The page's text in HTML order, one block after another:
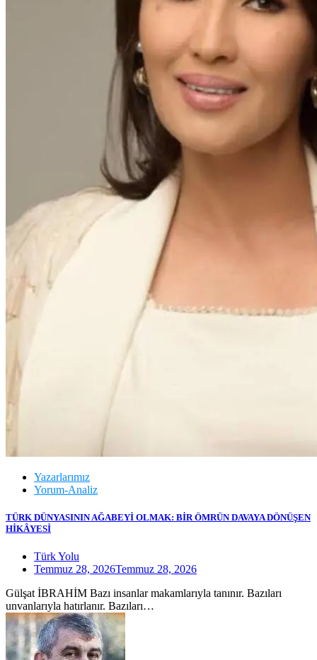
Yazarlarımız
Yorum-Analiz
TÜRK DÜNYASININ AĞABEYİ OLMAK: BİR ÖMRÜN DAVAYA DÖNÜŞEN
HİKÂYESİ
Türk Yolu
Temmuz 28, 2026Temmuz 28, 2026
Gülşat İBRAHİM Bazı insanlar makamlarıyla tanınır. Bazıları
unvanlarıyla hatırlanır. Bazıları…